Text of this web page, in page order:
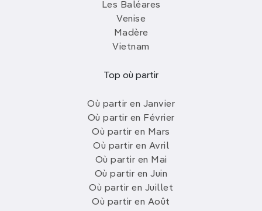
Les Baléares
Venise
Madère
Vietnam
Top où partir
Où partir en Janvier
Où partir en Février
Où partir en Mars
Où partir en Avril
Où partir en Mai
Où partir en Juin
Où partir en Juillet
Où partir en Août